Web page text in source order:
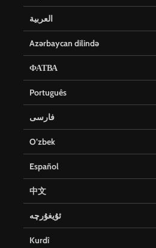
العربية
Azərbaycan dilində
ФАТВА
Português
فارسی
O’zbek
Español
中文
ئۇيغۇرچە
Kurdî